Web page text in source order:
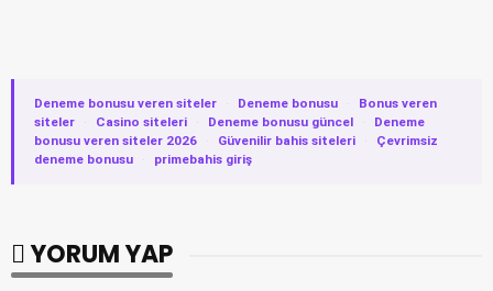
Deneme bonusu veren siteler · Deneme bonusu ·
Bonus veren
siteler
· Casino siteleri · Deneme bonusu güncel ·
Deneme
bonusu veren siteler 2026
· Güvenilir bahis siteleri ·
Çevrimsiz
deneme bonusu
· primebahis giriş
YORUM YAP